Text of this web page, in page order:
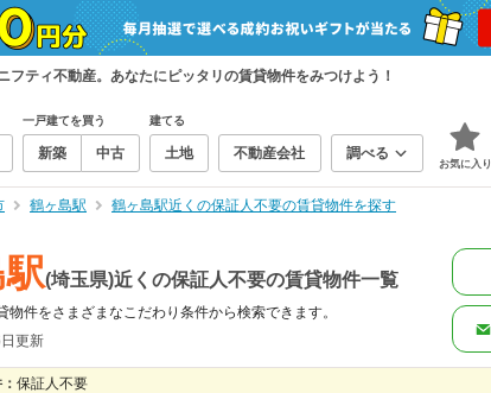
ティ不動産。あなたにピッタリの賃貸物件をみつけよう！
一戸建てを買う
新築 中古
建てる
土地 不動産会社 調べる
お気に入り
鶴ヶ島駅 鶴ヶ島駅近くの保証人不要の賃貸物件を探す
(埼玉県)近くの保証人不要の賃貸物件一覧
物件をさまざまなこだわり条件から検索できます。
更新
保証人不要